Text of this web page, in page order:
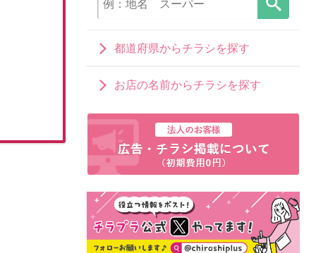
都道府県からチラシを探す
お店の名前からチラシを探す